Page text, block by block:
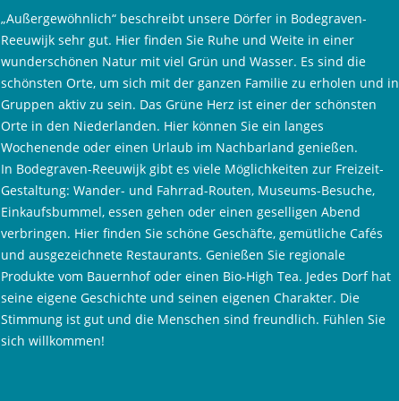
„Außergewöhnlich“ beschreibt unsere Dörfer in Bodegraven-
Reeuwijk sehr gut. Hier finden Sie Ruhe und Weite in einer
wunderschönen Natur mit viel Grün und Wasser. Es sind die
schönsten Orte, um sich mit der ganzen Familie zu erholen und in
Gruppen aktiv zu sein. Das Grüne Herz ist einer der schönsten
Orte in den Niederlanden. Hier können Sie ein langes
Wochenende oder einen Urlaub im Nachbarland genießen.
In Bodegraven-Reeuwijk gibt es viele Möglichkeiten zur Freizeit-
Gestaltung: Wander- und Fahrrad-Routen, Museums-Besuche,
Einkaufsbummel, essen gehen oder einen geselligen Abend
verbringen. Hier finden Sie schöne Geschäfte, gemütliche Cafés
und ausgezeichnete Restaurants. Genießen Sie regionale
Produkte vom Bauernhof oder einen Bio-High Tea. Jedes Dorf hat
seine eigene Geschichte und seinen eigenen Charakter. Die
Stimmung ist gut und die Menschen sind freundlich. Fühlen Sie
sich willkommen!